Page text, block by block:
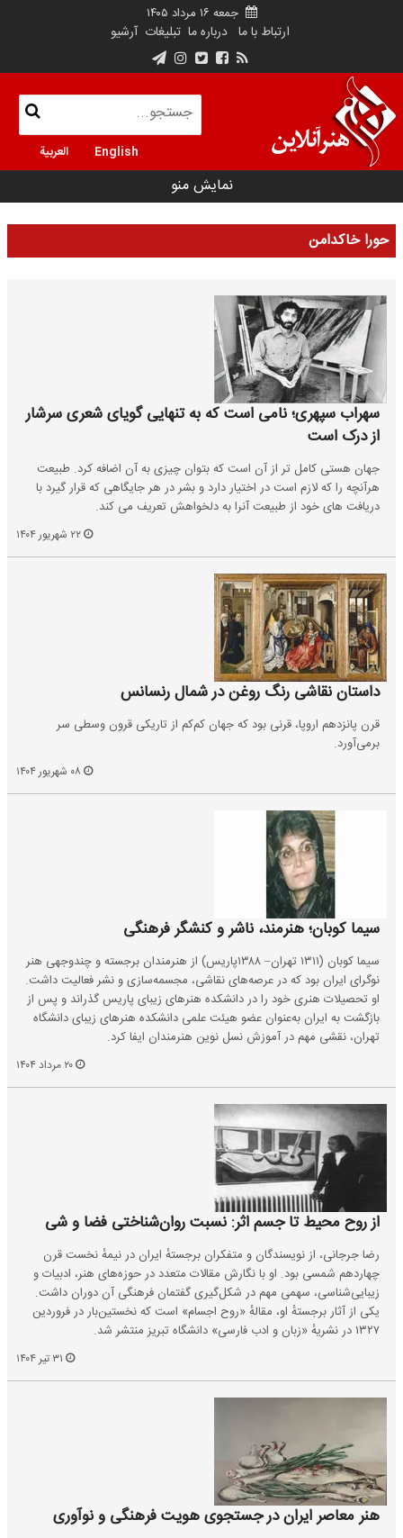
جمعه ۱۶ مرداد ۱۴۰۵
ارتباط با ما درباره ما تبلیغات آرشیو
English العربية
نمایش منو
حورا خاکدامن
سهراب سپهری؛ نامی است که به تنهایی گویای شعری سرشار
از درک است
جهان هستی کامل تر از آن است که بتوان چیزی به آن اضافه کرد. طبیعت
هرآنچه را که لازم است در اختیار دارد و بشر در هر جایگاهی که قرار گیرد با
دریافت های خود از طبیعت آنرا به دلخواهش تعریف می کند.
داستان نقاشی رنگ روغن در شمال رنسانس
قرن پانزدهم اروپا، قرنی بود که جهان کم‌کم از تاریکی قرون وسطی سر
برمی‌آورد.
سیما کوبان؛ هنرمند، ناشر و کنشگر فرهنگی
سیما کوبان (۱۳۱۱ تهران– ۱۳۸۸پاریس) از هنرمندان برجسته و چندوجهی هنر
نوگرای ایران بود که در عرصه‌های نقاشی، مجسمه‌سازی و نشر فعالیت داشت.
او تحصیلات هنری خود را در دانشکده هنرهای زیبای پاریس گذراند و پس از
بازگشت به ایران به‌عنوان عضو هیئت علمی دانشکده هنرهای زیبای دانشگاه
تهران، نقشی مهم در آموزش نسل نوین هنرمندان ایفا کرد.
از روح محیط تا جسم اثر: نسبت روان‌شناختی فضا و شی
رضا جرجانی، از نویسندگان و متفکران برجستهٔ ایران در نیمهٔ نخست قرن
چهاردهم شمسی بود. او با نگارش مقالات متعدد در حوزه‌های هنر، ادبیات و
زیبایی‌شناسی، سهمی مهم در شکل‌گیری گفتمان فرهنگی آن دوران داشت.
یکی از آثار برجستهٔ او، مقالهٔ «روح اجسام» است که نخستین‌بار در فروردین
۱۳۲۷ در نشریهٔ «زبان و ادب فارسی» دانشگاه تبریز منتشر شد.
هنر معاصر ایران در جستجوی هویت فرهنگی و نوآوری